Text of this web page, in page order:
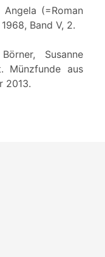
(=Roman
Band V, 2.
Susanne
Münzfunde aus
2013.